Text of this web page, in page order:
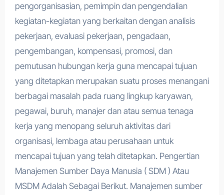
pengorganisasian, pemimpin dan pengendalian
kegiatan-kegiatan yang berkaitan dengan analisis
pekerjaan, evaluasi pekerjaan, pengadaan,
pengembangan, kompensasi, promosi, dan
pemutusan hubungan kerja guna mencapai tujuan
yang ditetapkan merupakan suatu proses menangani
berbagai masalah pada ruang lingkup karyawan,
pegawai, buruh, manajer dan atau semua tenaga
kerja yang menopang seluruh aktivitas dari
organisasi, lembaga atau perusahaan untuk
mencapai tujuan yang telah ditetapkan. Pengertian
Manajemen Sumber Daya Manusia ( SDM ) Atau
MSDM Adalah Sebagai Berikut. Manajemen sumber